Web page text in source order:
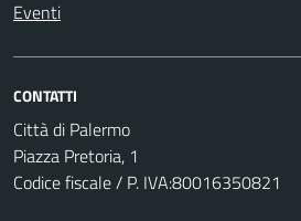
Eventi
CONTATTI
Città di Palermo
Piazza Pretoria, 1
Codice fiscale / P. IVA:80016350821